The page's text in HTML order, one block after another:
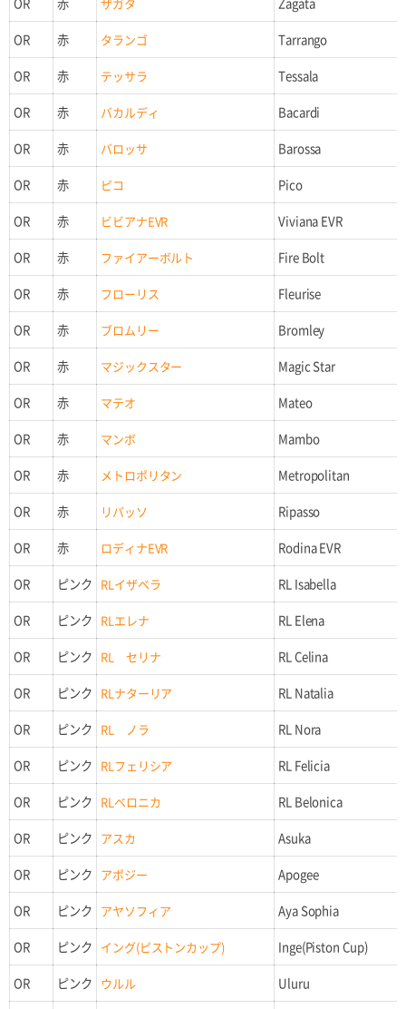
OR 赤 タランゴ Tarrango
OR 赤 テッサラ Tessala
OR 赤 バカルディ Bacardi
OR 赤 バロッサ Barossa
OR 赤 ピコ Pico
OR 赤 ビビアナEVR Viviana EVR
OR 赤 ファイアーボルト Fire Bolt
OR 赤 フローリス Fleurise
OR 赤 ブロムリー Bromley
OR 赤 マジックスター Magic Star
OR 赤 マテオ Mateo
OR 赤 マンボ Mambo
OR 赤 メトロポリタン Metropolitan
OR 赤 リパッソ Ripasso
OR 赤 ロディナEVR Rodina EVR
OR ピンク RLイザベラ RL Isabella
OR ピンク RLエレナ RL Elena
OR ピンク RL セリナ RL Celina
OR ピンク RLナターリア RL Natalia
OR ピンク RL ノラ RL Nora
OR ピンク RLフェリシア RL Felicia
OR ピンク RLベロニカ RL Belonica
OR ピンク アスカ Asuka
OR ピンク アポジー Apogee
OR ピンク アヤソフィア Aya Sophia
OR ピンク イング(ピストンカップ) Inge(Piston Cup)
OR ピンク ウルル Uluru